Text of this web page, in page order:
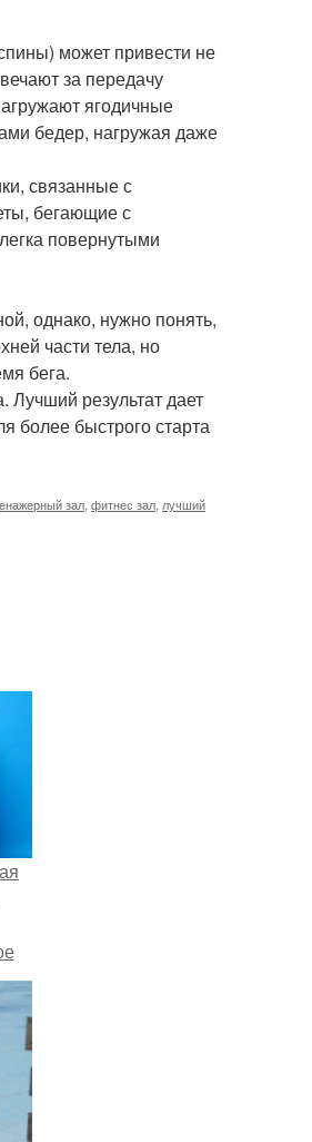
может привести не
за передачу
ягодичные
бедер, нагружая даже
связанные с
бегающие с
повернутыми
однако, нужно понять,
части тела, но
бега.
Лучший результат дает
более быстрого старта
зал фитнес зал лучший